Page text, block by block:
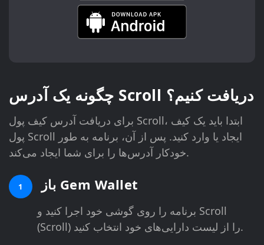
چگونه یک آدرس Scroll دریافت کنیم؟
برای دریافت آدرس کیف پول Scroll، ابتدا باید یک کیف
پول Scroll ایجاد یا وارد کنید. پس از آن، برنامه به طور
خودکار آدرس‌ها را برای شما ایجاد می‌کند.
1 باز Gem Wallet
برنامه را روی گوشی خود اجرا کنید و Scroll
(Scroll) را از لیست دارایی‌های خود انتخاب کنید.